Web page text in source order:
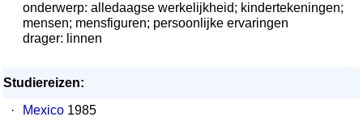
onderwerp: alledaagse werkelijkheid; kindertekeningen;
mensen; mensfiguren; persoonlijke ervaringen
drager: linnen
Studiereizen:
·
Mexico 1985